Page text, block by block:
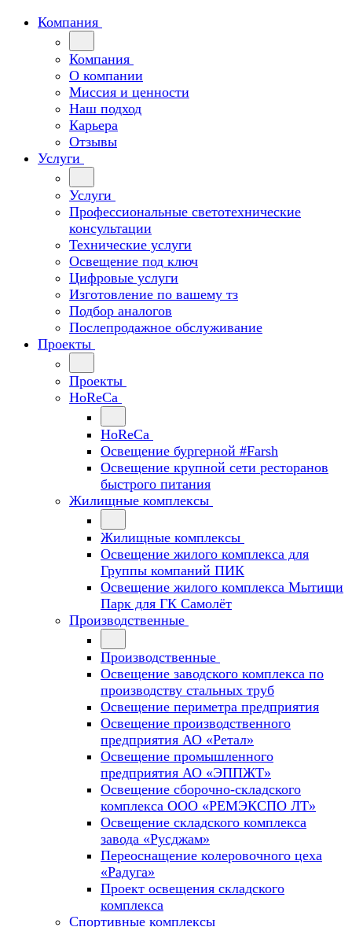
Компания
Компания
О компании
Миссия и ценности
Наш подход
Карьера
Отзывы
Услуги
Услуги
Профессиональные светотехнические
консультации
Технические услуги
Освещение под ключ
Цифровые услуги
Изготовление по вашему тз
Подбор аналогов
Послепродажное обслуживание
Проекты
Проекты
HoReCa
HoReCa
Освещение бургерной #Farsh
Освещение крупной сети ресторанов
быстрого питания
Жилищные комплексы
Жилищные комплексы
Освещение жилого комплекса для
Группы компаний ПИК
Освещение жилого комплекса Мытищи
Парк для ГК Самолёт
Производственные
Производственные
Освещение заводского комплекса по
производству стальных труб
Освещение периметра предприятия
Освещение производственного
предприятия АО «Ретал»
Освещение промышленного
предприятия АО «ЭППЖТ»
Освещение сборочно-складского
комплекса ООО «РЕМЭКСПО ЛТ»
Освещение складского комплекса
завода «Русджам»
Переоснащение колеровочного цеха
«Радуга»
Проект освещения складского
комплекса
Спортивные комплексы